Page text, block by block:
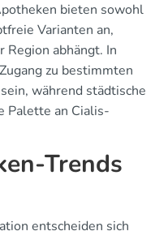
bieten sowohl
Varianten an,
abhängt. In
zu bestimmten
während städtische
Palette an Cialis-
Trends
entscheiden sich